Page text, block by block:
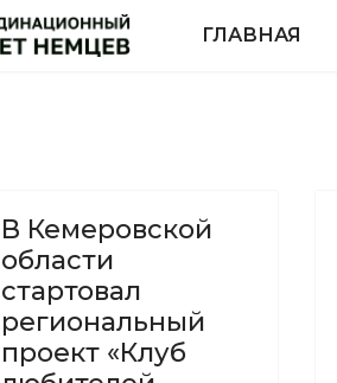
ГЛАВНАЯ
В Кемеровской
области
стартовал
региональный
проект «Клуб